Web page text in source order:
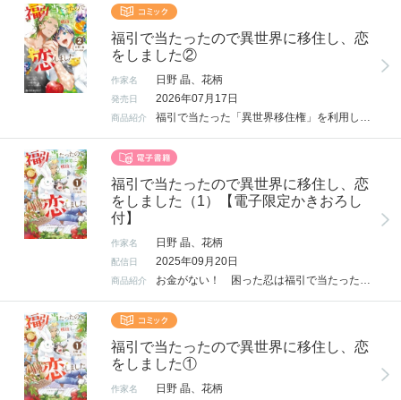
福引で当たったので異世界に移住し、恋
をしました②
作家名 日野 晶、花柄
発売日 2026年07月17日
商品紹介 福引で当たった「異世界移住権」を利用し、異世界アグラムへ移住した忍。そこで出会ったのは、かっこよくて誠実な騎士隊長クリシュ。可愛い動物たちに囲まれ、淡い恋心も芽生える♥ある日、盗賊に襲われる事件勃発！ 忍はコッコさんやピョン吉達家族を、小さな体で身を挺して守りきる！ズタボロになった忍をクリシュがベタ付きで看病してくれるが…「これってただの看病じゃないかも…!?」WEB発大人気小説コミカライズ!!!
福引で当たったので異世界に移住し、恋
をしました（1）【電子限定かきおろし
付】
作家名 日野 晶、花柄
配信日 2025年09月20日
商品紹介 お金がない！ 困った忍は福引で当たった「異世界移住権」を利用。 異世界は高身長の人ばかりで、子供に見られることが多いけど、 持ち前の明るさと料理の腕で、動物や周囲の人に愛され異世界生活満喫♪ 精悍な騎士隊長クリシュにドキドキ…もしや恋!? そして異世界にも問題があるみたいで――。 WEB発大人気小説コミカライズ!! 電子限定描き下ろしマンガ1Pつき★
福引で当たったので異世界に移住し、恋
をしました①
作家名 日野 晶、花柄